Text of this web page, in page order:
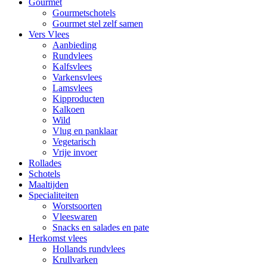
Gourmetschotels
Gourmet stel zelf samen
Vers Vlees
Aanbieding
Rundvlees
Kalfsvlees
Varkensvlees
Lamsvlees
Kipproducten
Kalkoen
Wild
Vlug en panklaar
Vegetarisch
Vrije invoer
Rollades
Schotels
Maaltijden
Specialiteiten
Worstsoorten
Vleeswaren
Snacks en salades en pate
Herkomst vlees
Hollands rundvlees
Krullvarken